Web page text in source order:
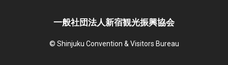
一般社団法人新宿観光振興協会
© Shinjuku Convention & Visitors Bureau